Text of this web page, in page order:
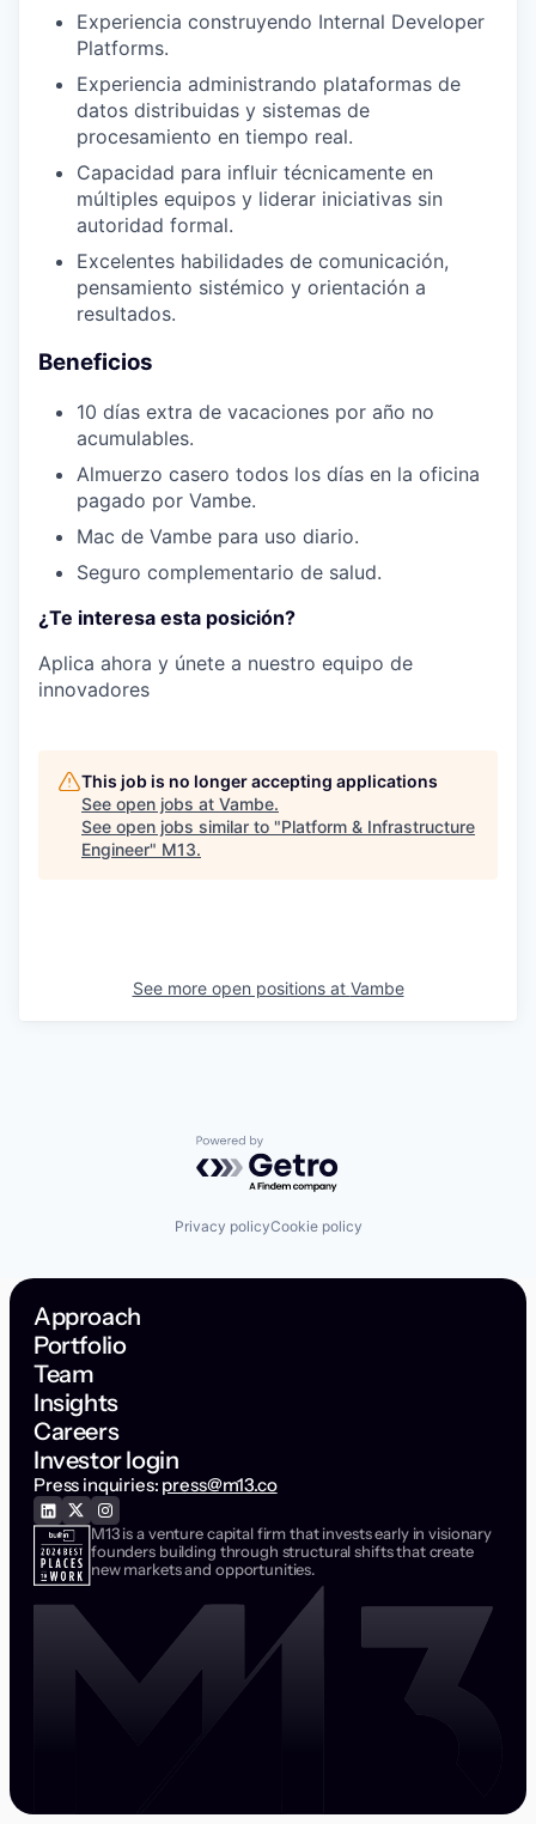
Experiencia construyendo Internal Developer
Platforms.
Experiencia administrando plataformas de
datos distribuidas y sistemas de
procesamiento en tiempo real.
Capacidad para influir técnicamente en
múltiples equipos y liderar iniciativas sin
autoridad formal.
Excelentes habilidades de comunicación,
pensamiento sistémico y orientación a
resultados.
Beneficios
10 días extra de vacaciones por año no
acumulables.
Almuerzo casero todos los días en la oficina
pagado por Vambe.
Mac de Vambe para uso diario.
Seguro complementario de salud.
¿Te interesa esta posición?
Aplica ahora y únete a nuestro equipo de
innovadores
This job is no longer accepting applications
See open jobs at Vambe.
See open jobs similar to "Platform & Infrastructure
Engineer" M13.
See more open positions at Vambe
Powered by Getro.com
Privacy policyCookie policy
Approach
Portfolio
Team
Insights
Careers
Investor login
Press inquiries: press@m13.co
M13 is a venture capital firm that invests early in visionary
founders building through structural shifts that create
new markets and opportunities.